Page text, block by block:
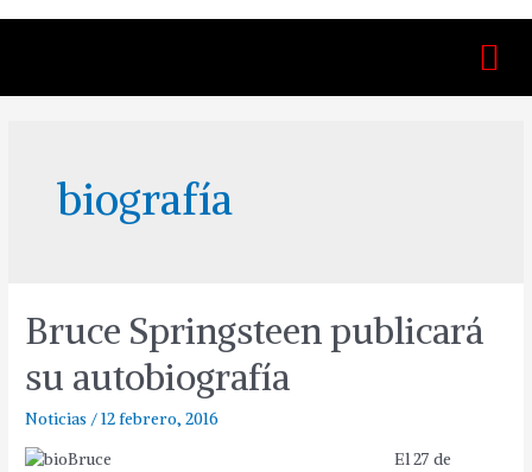
biografía
Bruce Springsteen publicará
su autobiografía
Noticias /12 febrero, 2016
El 27 de